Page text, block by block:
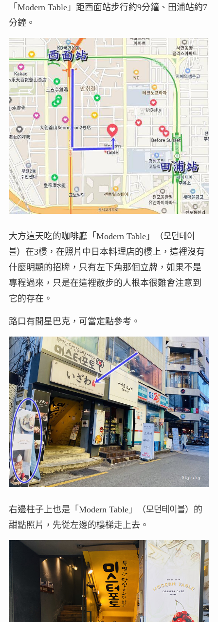
「Modern Table」距西面站步行約9分鐘、田浦站約7
分鐘。
大方這天吃的咖啡廳「Modern Table」（모던테이
블）在3樓，在照片中日本料理店的樓上，這裡沒有
什麼明顯的招牌，只有左下角那個立牌，如果不是
專程過來，只是在這裡散步的人根本很難會注意到
它的存在。
路口有間星巴克，可當定點參考。
右邊柱子上也是「Modern Table」（모던테이블）的
甜點照片，先從左邊的樓梯走上去。